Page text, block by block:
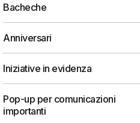
Bacheche
Anniversari
Iniziative in evidenza
Pop-up per comunicazioni
importanti